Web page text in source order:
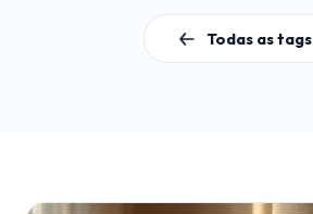
Todas as tags